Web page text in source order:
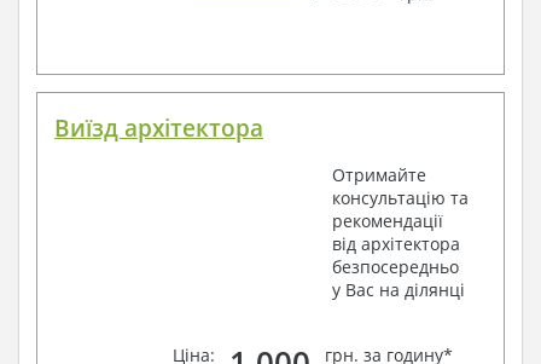
Виїзд архітектора
Отримайте
консультацію та
рекомендації
від архітектора
безпосередньо
у Вас на ділянці
Ціна: грн. за годину*